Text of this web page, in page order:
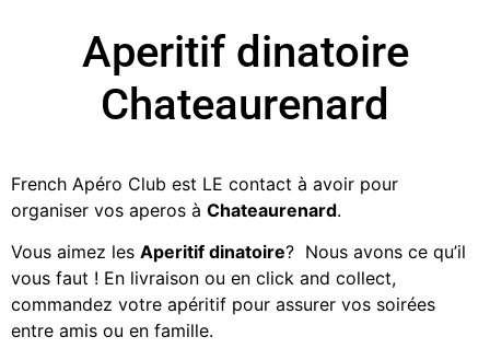
Aperitif dinatoire
Chateaurenard
French Apéro Club est LE contact à avoir pour
organiser vos aperos à Chateaurenard.
Vous aimez les Aperitif dinatoire? Nous avons ce qu’il
vous faut ! En livraison ou en click and collect,
commandez votre apéritif pour assurer vos soirées
entre amis ou en famille.